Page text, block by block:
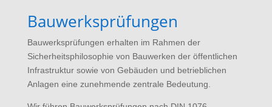
Bauwerksprüfungen
Bauwerksprüfungen erhalten im Rahmen der
Sicherheits­philosophie von Bauwerken der öffentlichen
Infrastruktur sowie von Gebäuden und betrieblichen
Anlagen eine zunehmende zentrale Bedeutung.